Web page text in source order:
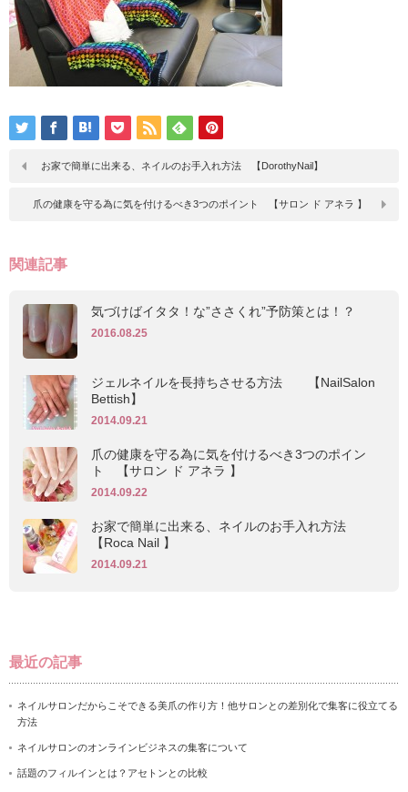
お家で簡単に出来る、ネイルのお手入れ方法 【DorothyNail】
爪の健康を守る為に気を付けるべき3つのポイント 【サロン ド アネラ 】
関連記事
気づけばイタタ！な”ささくれ”予防策とは！？
2016.08.25
ジェルネイルを長持ちさせる方法 【NailSalon
Bettish】
2014.09.21
爪の健康を守る為に気を付けるべき3つのポイン
ト 【サロン ド アネラ 】
2014.09.22
お家で簡単に出来る、ネイルのお手入れ方法
【Roca Nail 】
2014.09.21
最近の記事
ネイルサロンだからこそできる美爪の作り方！他サロンとの差別化で集客に役立てる
方法
ネイルサロンのオンラインビジネスの集客について
話題のフィルインとは？アセトンとの比較